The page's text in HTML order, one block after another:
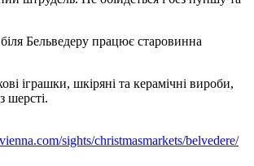
Бельведеру працює старовинна
іграшки, шкіряні та керамічні вироби,
шерсті.
sights/christmasmarkets/belvedere/